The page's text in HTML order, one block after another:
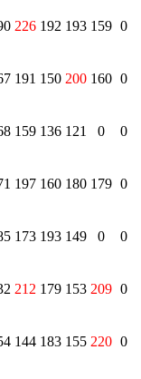
226 192 193 159 0
191 150 200 160 0
159 136 121 0 0
197 160 180 179 0
173 193 149 0 0
212 179 153 209 0
144 183 155 220 0